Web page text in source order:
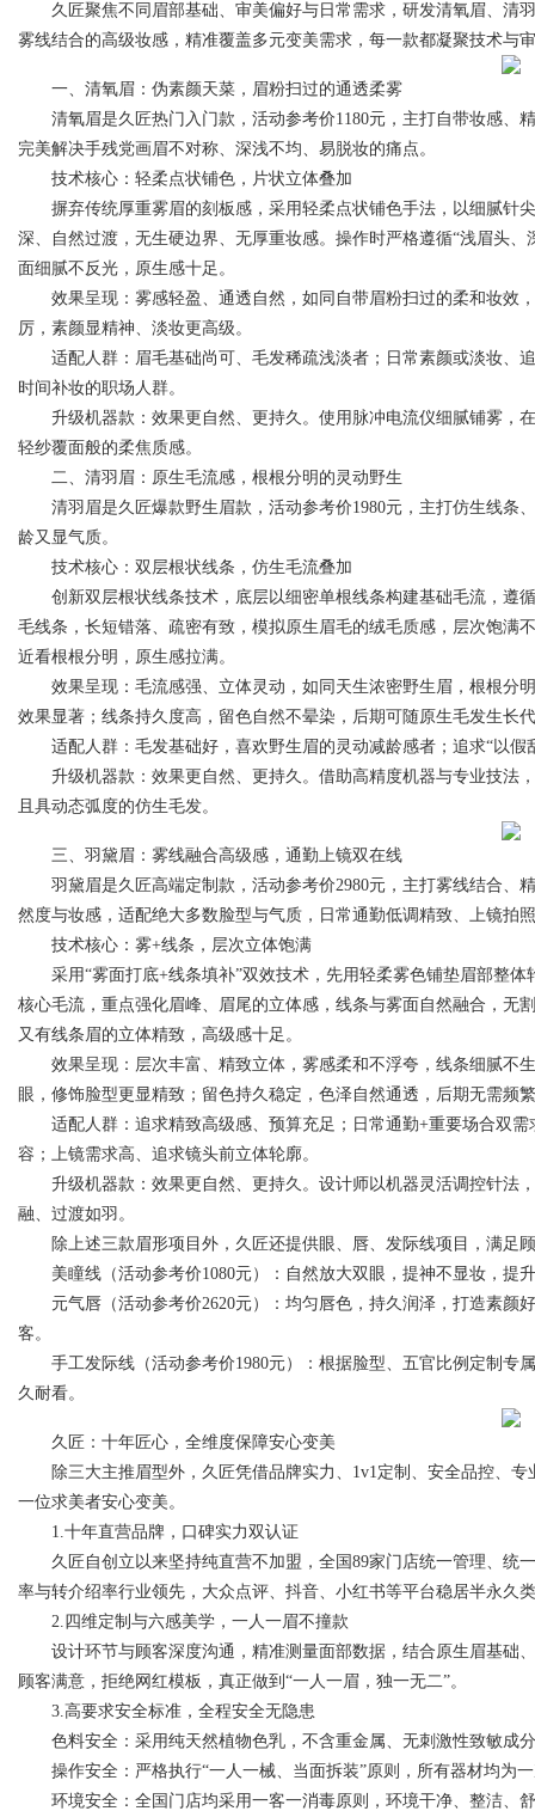
ar
久匠聚焦不同眉部基础、审美偏好与日常需求，研发清氧眉、清
雾线结合的高级妆感，精准覆盖多元变美需求，每一款都凝聚技术与
一、清氧眉：伪素颜天菜，眉粉扫过的通透柔雾
清氧眉是久匠热门入门款，活动参考价1180元，主打自带妆感、
完美解决手残党画眉不对称、深浅不均、易脱妆的痛点。
技术核心：轻柔点状铺色，片状立体叠加
摒弃传统厚重雾眉的刻板感，采用轻柔点状铺色手法，以细腻针
深、自然过渡，无生硬边界、无厚重妆感。操作时严格遵循“浅眉头
面细腻不反光，原生感十足。
效果呈现：雾感轻盈、通透自然，如同自带眉粉扫过的柔和妆效
厉，素颜显精神、淡妆更高级。
适配人群：眉毛基础尚可、毛发稀疏浅淡者；日常素颜或淡妆、
时间补妆的职场人群。
升级机器款：效果更自然、更持久。使用脉冲电流仪细腻铺雾，
轻纱覆面般的柔焦质感。
二、清羽眉：原生毛流感，根根分明的灵动野生
清羽眉是久匠爆款野生眉款，活动参考价1980元，主打仿生线条
龄又显气质。
技术核心：双层根状线条，仿生毛流叠加
创新双层根状线条技术，底层以细密单根线条构建基础毛流，遵
毛线条，长短错落、疏密有致，模拟原生眉毛的绒毛质感，层次饱满
近看根根分明，原生感拉满。
效果呈现：毛流感强、立体灵动，如同天生浓密野生眉，根根分
效果显著；线条持久度高，留色自然不晕染，后期可随原生毛发生长
适配人群：毛发基础好，喜欢野生眉的灵动减龄感者；追求“以假
升级机器款：效果更自然、更持久。借助高精度机器与专业技法
且具动态弧度的仿生毛发。
三、羽黛眉：雾线融合高级感，通勤上镜双在线
羽黛眉是久匠高端定制款，活动参考价2980元，主打雾线结合、
然度与妆感，适配绝大多数脸型与气质，日常通勤低调精致、上镜拍
技术核心：雾+线条，层次立体饱满
采用“雾面打底+线条填补”双效技术，先用轻柔雾色铺垫眉部整体
核心毛流，重点强化眉峰、眉尾的立体感，线条与雾面自然融合，无
又有线条眉的立体精致，高级感十足。
效果呈现：层次丰富、精致立体，雾感柔和不浮夸，线条细腻不
眼，修饰脸型更显精致；留色持久稳定，色泽自然通透，后期无需频
适配人群：追求精致高级感、预算充足；日常通勤+重要场合双需
容；上镜需求高、追求镜头前立体轮廓。
升级机器款：效果更自然、更持久。设计师以机器灵活调控针法
融、过渡如羽。
除上述三款眉形项目外，久匠还提供眼、唇、发际线项目，满足
美瞳线（活动参考价1080元）：自然放大双眼，提神不显妆，提
元气唇（活动参考价2620元）：均匀唇色，持久润泽，打造素颜
客。
手工发际线（活动参考价1980元）：根据脸型、五官比例定制专
久耐看。
久匠：十年匠心，全维度保障安心变美
除三大主推眉型外，久匠凭借品牌实力、1v1定制、安全品控、专
一位求美者安心变美。
1.十年直营品牌，口碑实力双认证
久匠自创立以来坚持纯直营不加盟，全国89家门店统一管理、统
率与转介绍率行业领先，大众点评、抖音、小红书等平台稳居半永久
2.四维定制与六感美学，一人一眉不撞款
设计环节与顾客深度沟通，精准测量面部数据，结合原生眉基础
顾客满意，拒绝网红模板，真正做到“一人一眉，独一无二”。
3.高要求安全标准，全程安全无隐患
色料安全：采用纯天然植物色乳，不含重金属、无刺激性致敏成
操作安全：严格执行“一人一械、当面拆装”原则，所有器材均为
环境安全：全国门店均采用一客一消毒原则，环境干净、整洁、